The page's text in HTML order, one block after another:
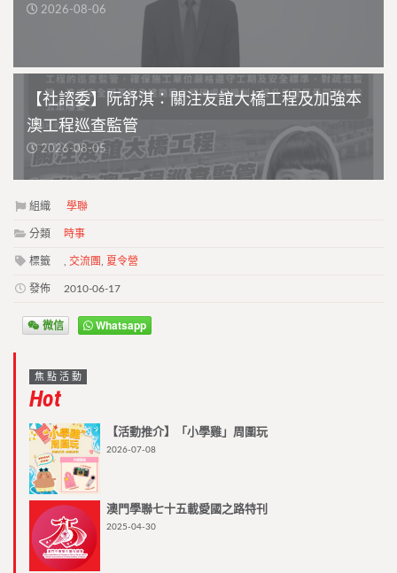
2026-08-06
【社諮委】阮舒淇：關注友誼大橋工程及加強本
澳工程巡查監管
2026-08-05
組織 學聯
分類 時事
標籤 交流團 夏令營
發佈 2010-06-17
微信 Whatsapp
焦點活動
Hot
【活動推介】「小學雞」周圍玩
2026-07-08
澳門學聯七十五載愛國之路特刊
2025-04-30